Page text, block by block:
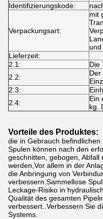
Identifizierungskode:
Verpackungsart:
mit
Lieferzeit:
2.1:
Die
2.2:
Der
2.3:
2.4:
Ein
kg.
Vorteile des Produktes:
die in Gebrauch
Spulen können nach den
geschnitten, gebogen,
werden,Vor allem in der
die Anbringung von
verbessern.Sammellose
Leckage-Risiko in
Qualität des gesamten
verbessert..Verbessern Sie
Systems.